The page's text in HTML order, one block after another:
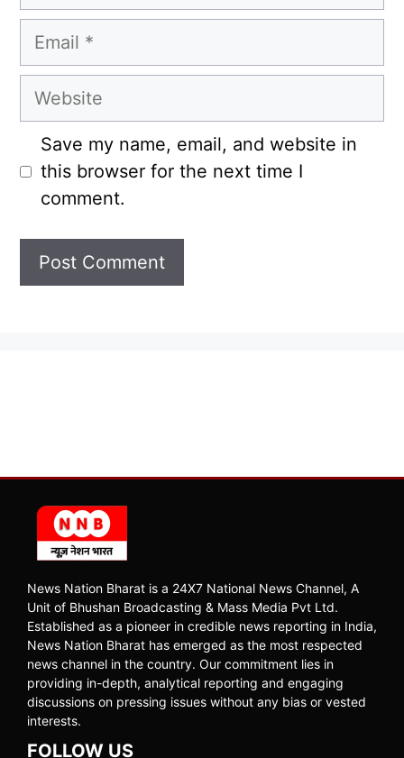
Email
Website
Save my name, email, and website in
this browser for the next time I
comment.
News Nation Bharat is a 24X7 National News Channel, A
Unit of Bhushan Broadcasting & Mass Media Pvt Ltd.
Established as a pioneer in credible news reporting in India,
News Nation Bharat has emerged as the most respected
news channel in the country. Our commitment lies in
providing in-depth, analytical reporting and engaging
discussions on pressing issues without any bias or vested
interests.
FOLLOW US